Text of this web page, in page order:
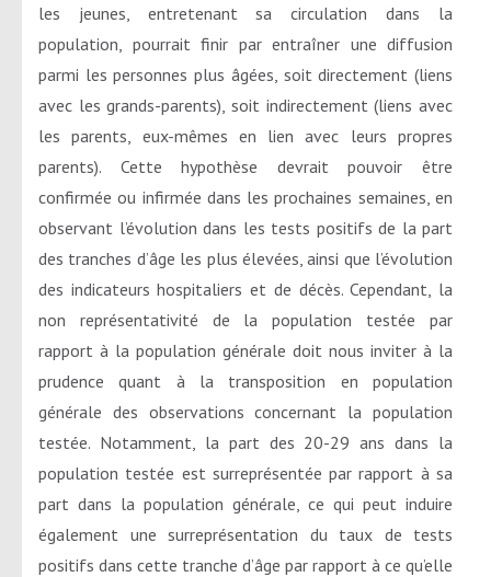
les jeunes, entretenant sa circulation dans la
population, pourrait finir par entraîner une diffusion
parmi les personnes plus âgées, soit directement (liens
avec les grands-parents), soit indirectement (liens avec
les parents, eux-mêmes en lien avec leurs propres
parents). Cette hypothèse devrait pouvoir être
confirmée ou infirmée dans les prochaines semaines, en
observant l’évolution dans les tests positifs de la part
des tranches d’âge les plus élevées, ainsi que l’évolution
des indicateurs hospitaliers et de décès. Cependant, la
non représentativité de la population testée par
rapport à la population générale doit nous inviter à la
prudence quant à la transposition en population
générale des observations concernant la population
testée. Notamment, la part des 20-29 ans dans la
population testée est surreprésentée par rapport à sa
part dans la population générale, ce qui peut induire
également une surreprésentation du taux de tests
positifs dans cette tranche d’âge par rapport à ce qu’elle